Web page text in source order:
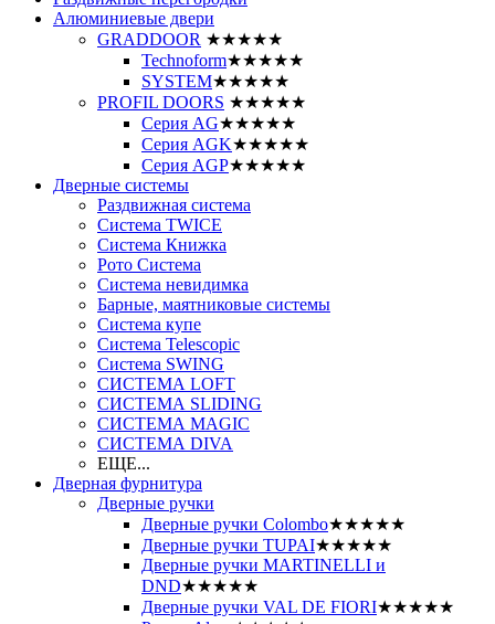
Алюминиевые двери
GRADDOOR ★★★★★
Technoform★★★★★
SYSTEM★★★★★
PROFIL DOORS ★★★★★
Серия AG★★★★★
Серия AGK★★★★★
Серия AGP★★★★★
Дверные системы
Раздвижная система
Система TWICE
Система Книжка
Рото Система
Система невидимка
Барные, маятниковые системы
Система купе
Система Telescopic
Система SWING
СИСТЕМА LOFT
СИСТЕМА SLIDING
СИСТЕМА MAGIC
СИСТЕМА DIVA
ЕЩЕ...
Дверная фурнитура
Дверные ручки
Дверные ручки Colombo★★★★★
Дверные ручки TUPAI★★★★★
Дверные ручки MARTINELLI и
DND★★★★★
Дверные ручки VAL DE FIORI★★★★★